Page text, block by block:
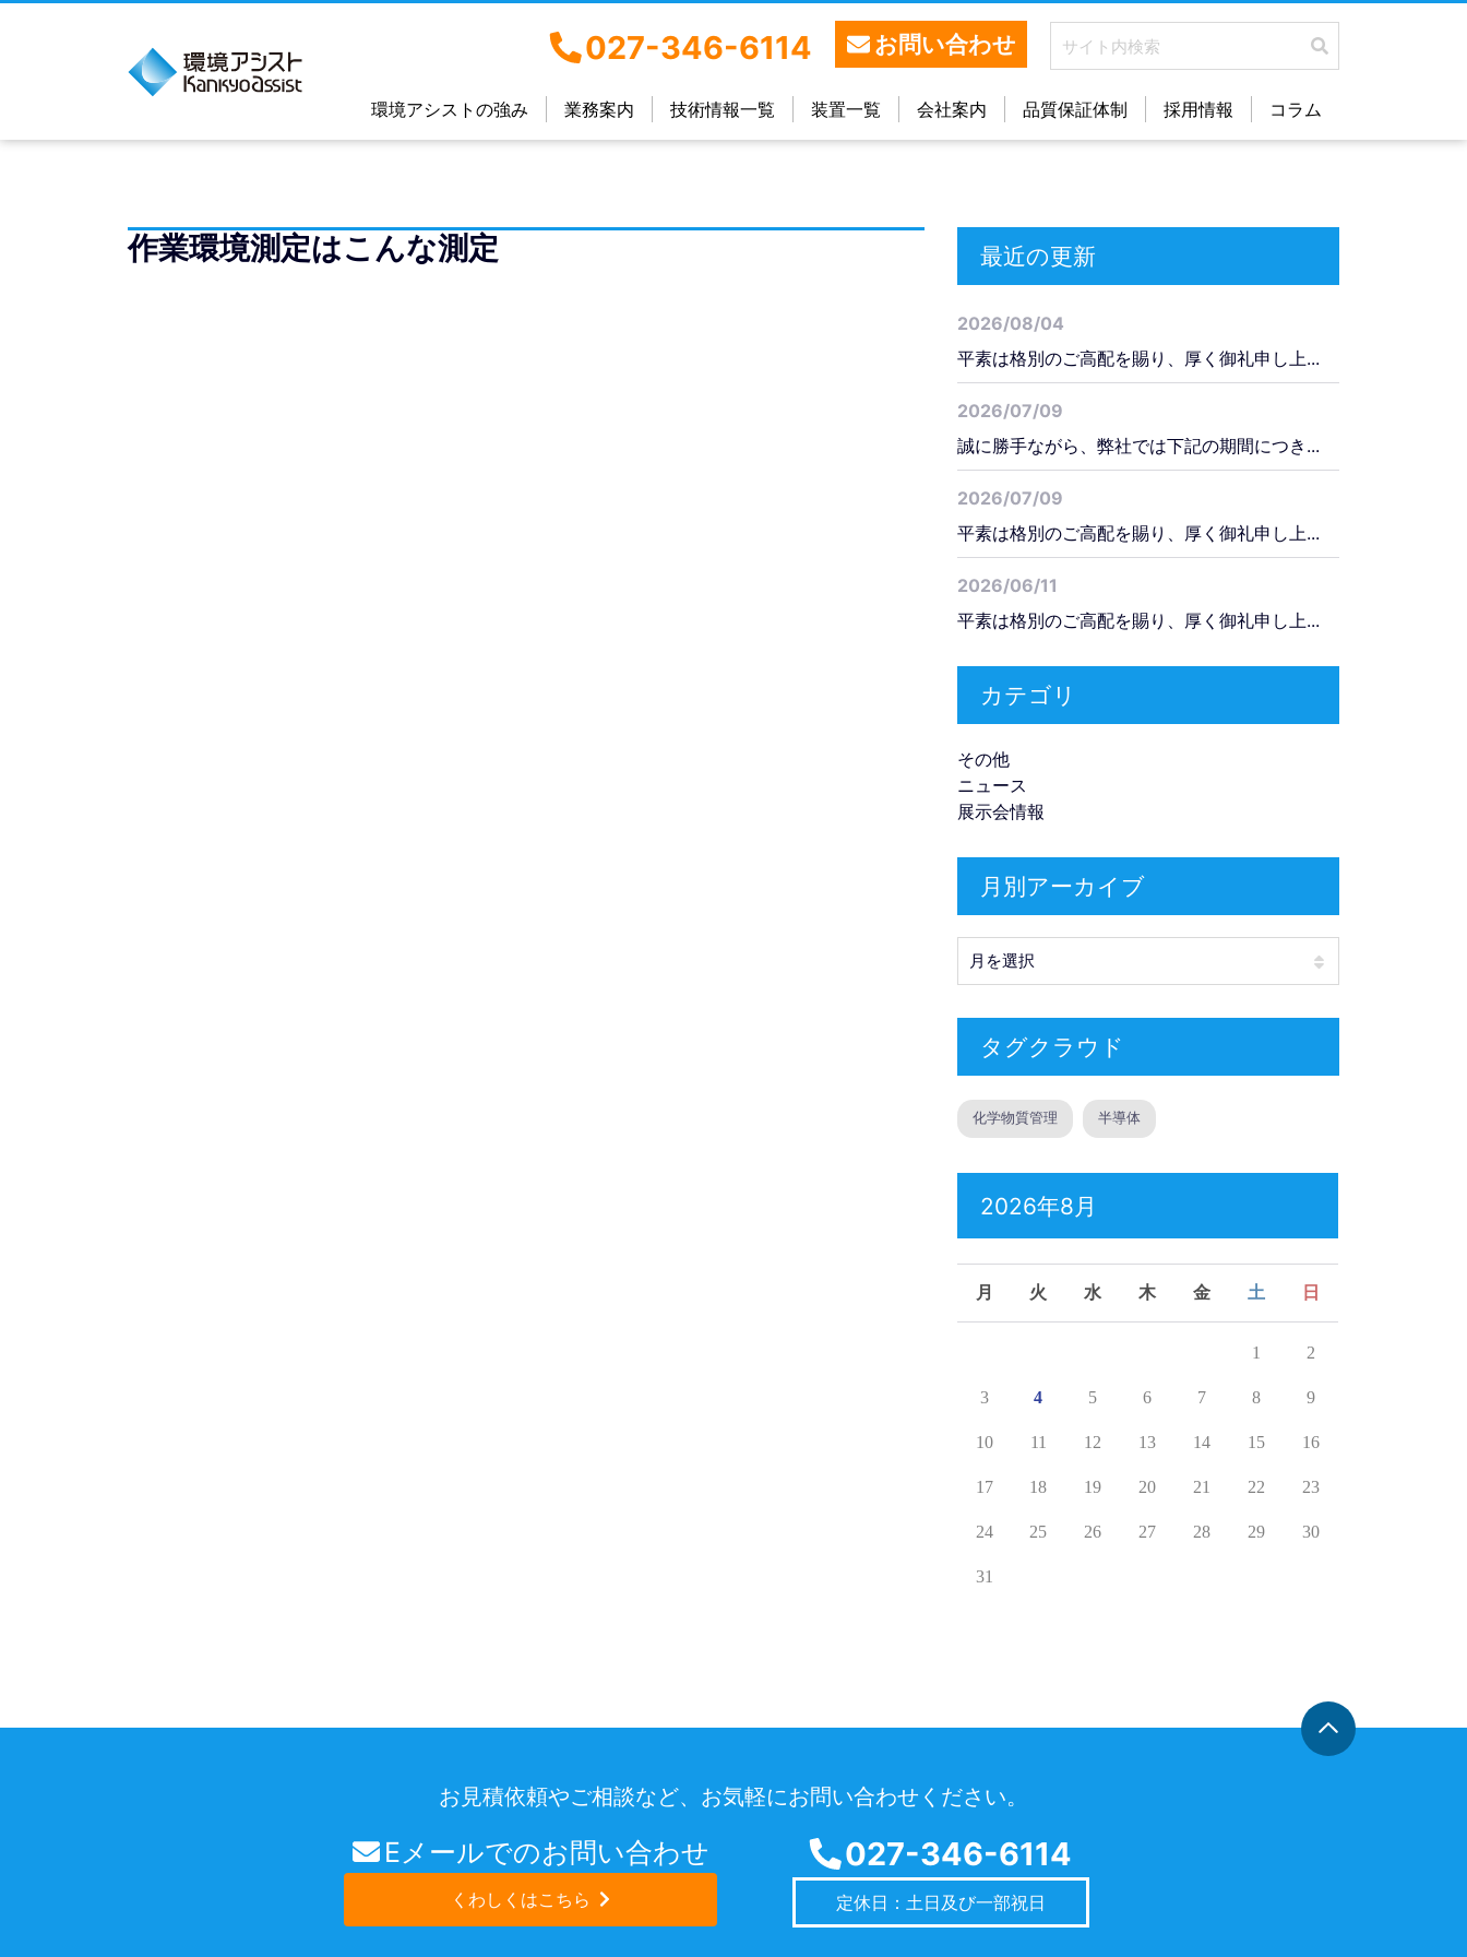
027-346-6114 お問い合わせ
環境アシストの強み 業務案内 技術情報一覧 装置一覧 会社案内 品質保証体制 採用情報 コラム
作業環境測定はこんな測定 最近の更新
2026/08/04
平素は格別のご高配を賜り、厚く御礼申し上...
2026/07/09
誠に勝手ながら、弊社では下記の期間につき...
2026/07/09
平素は格別のご高配を賜り、厚く御礼申し上...
2026/06/11
平素は格別のご高配を賜り、厚く御礼申し上...
カテゴリ
その他
ニュース
展示会情報
月別アーカイブ
月別アーカイブ
タグクラウド
化学物質管理 半導体
2026年8月
月 火 水 木 金 土 日
1 2
3 4 5 6 7 8 9
10 11 12 13 14 15 16
17 18 19 20 21 22 23
24 25 26 27 28 29 30
31
お見積依頼やご相談など、お気軽にお問い合わせください。
Eメールでのお問い合わせ
くわしくはこちら
027-346-6114
定休日：土日及び一部祝日